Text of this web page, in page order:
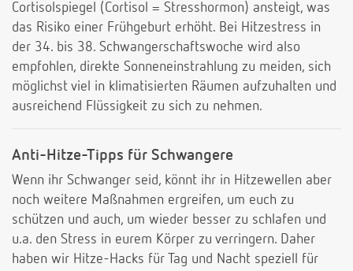
Cortisolspiegel (Cortisol = Stresshormon) ansteigt, was
das Risiko einer Frühgeburt erhöht. Bei Hitzestress in
der 34. bis 38. Schwangerschaftswoche wird also
empfohlen, direkte Sonneneinstrahlung zu meiden, sich
möglichst viel in klimatisierten Räumen aufzuhalten und
ausreichend Flüssigkeit zu sich zu nehmen.
Anti-Hitze-Tipps für Schwangere
Wenn ihr Schwanger seid, könnt ihr in Hitzewellen aber
noch weitere Maßnahmen ergreifen, um euch zu
schützen und auch, um wieder besser zu schlafen und
u.a. den Stress in eurem Körper zu verringern. Daher
haben wir Hitze-Hacks für Tag und Nacht speziell für